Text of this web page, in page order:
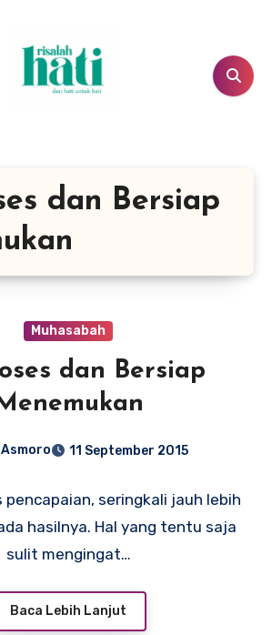
dan Bersiap
Muhasabah
dan Bersiap
11 September 2015
pencapaian, seringkali jauh lebih
hasilnya. Hal yang tentu saja
sulit mengingat…
Baca Lebih Lanjut